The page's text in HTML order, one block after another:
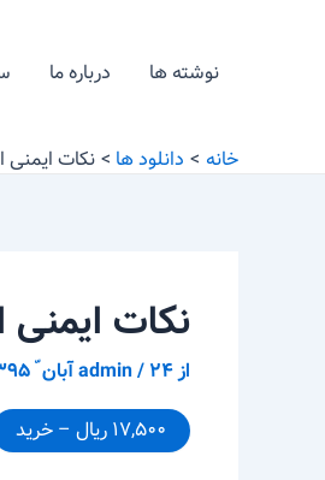
نوشته ها درباره ما
خانه دانلود ها نکات ایمنی
نکات
از admin/۲۴ آبان ّ ۱۳۹۵
۱۷,۵۰۰ ریال – خرید